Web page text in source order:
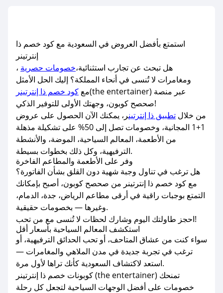
استمتع بأفضل العروض في السعودية مع كود خصم ذا
إنترتينر
هل تبحث عن تجارب استثنائية،خصومات حصرية ،
ومغامرات لا تُنسى في أنحاء المملكة؟ إليك الحل الأمثل
مع كود خصم ذا إنترتينر
(the entertainer) عبر منصة
صحصح كوبون، وجهتك الأولى للتوفير الذكي!
من خلال تطبيق ذا إنترتينر، يمكنك الآن الحصول على عروض
1+1 المجانية، وخصومات تصل إلى 50% على تشكيلة مذهلة
من الأطعمة، المعالم السياحية، الموضة، والأنشطة
الترفيهية، وكل ذلك بخطوات بسيطة.
وفر على الأطعمة والمطاعم الفاخرة
هل ترغب في تناول وجبة شهية دون القلق بشأن الفاتورة؟
مع كود خصم ذا إنترتينر من صحصح كوبون، أصبح بإمكانك
التمتع بوجبات راقية في أرقى مطاعم الرياض، جدة، الدمام،
وغيرها — بخصومات حقيقية.
احجز طاولتك اليوم وشارك لحظات لا تُنسى مع من تحب!
استكشف المعالم السياحية بأسعار أقل
سواء كنت من عشاق المتاحف، أو تحب الحدائق الترفيهية، أو
ترغب في تجربة جديدة في مدن الملاهي والمغامرات —
استعد لاكتشاف السعودية كأنك تراها لأول مرة.
كوبونات خصم ذا إنترتينر (the entertainer) تمنحك
خصومات على أفضل الوجهات السياحية لتجعل كل رحلة